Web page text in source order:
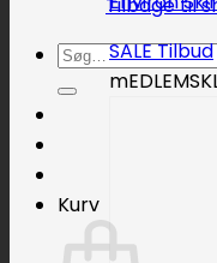
Søg
efter:
Kurv
SALE